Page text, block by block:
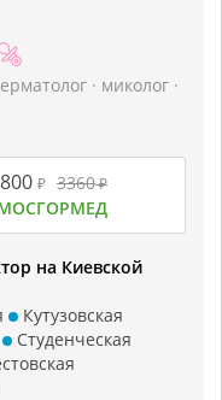
· миколог ·
₽ 3360₽
МОСГОРМЕД
на Киевской
Кутузовская
Студенческая